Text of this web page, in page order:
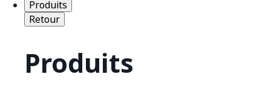
Produits
Retour
Produits